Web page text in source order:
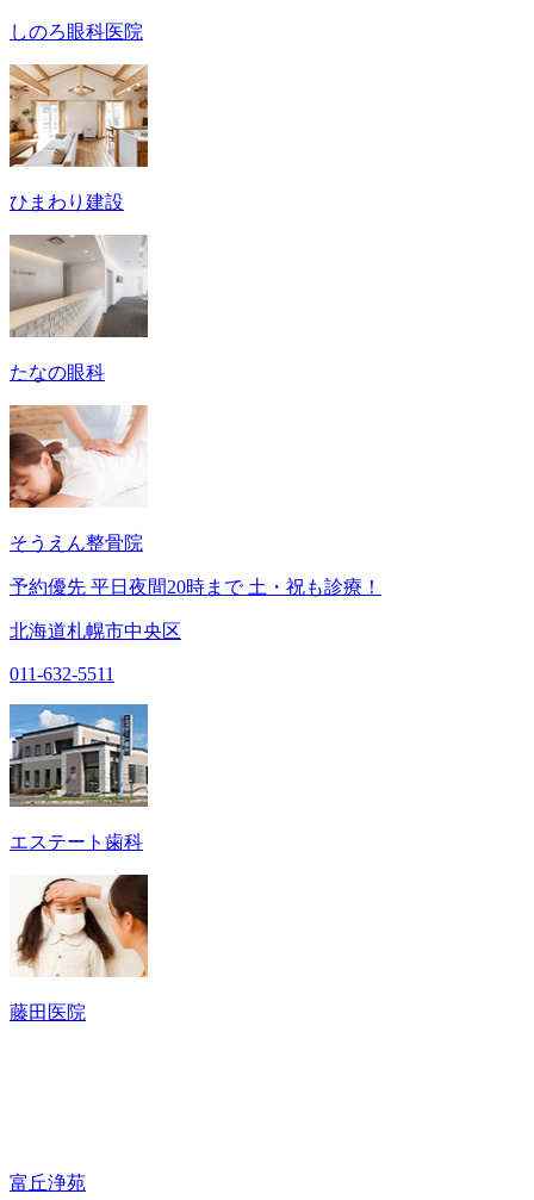
しのろ眼科医院
ひまわり建設
たなの眼科
そうえん整骨院
予約優先 平日夜間20時まで 土・祝も診療！
北海道札幌市中央区
011-632-5511
エステート歯科
藤田医院
富丘浄苑